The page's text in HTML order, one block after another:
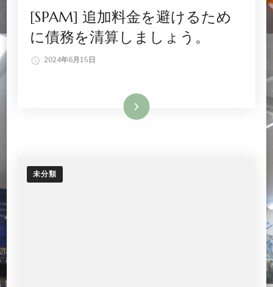
[SPAM] 追加料金を避けるため
に債務を清算しましょう。
2024年6月15日
続きを読む
未分類